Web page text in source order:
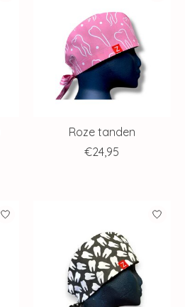
Roze tanden
€24,95